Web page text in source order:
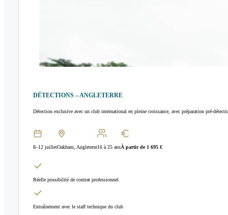
DÉTECTIONS – ANGLETERRE
Détection exclusive avec un club international en pleine croissance, avec préparation pré-
8–12 juilletOakham, Angleterre16 à 25 ansÀ partir de 1 695 €
Réelle possibilité de contrat professionnel
Entraînement avec le staff technique du club